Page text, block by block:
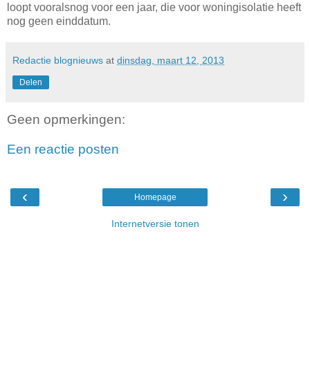
loopt vooralsnog voor een jaar, die voor woningisolatie heeft
nog geen einddatum.
Redactie blognieuws at dinsdag, maart 12, 2013
Delen
Geen opmerkingen:
Een reactie posten
‹ ›
Homepage
Internetversie tonen